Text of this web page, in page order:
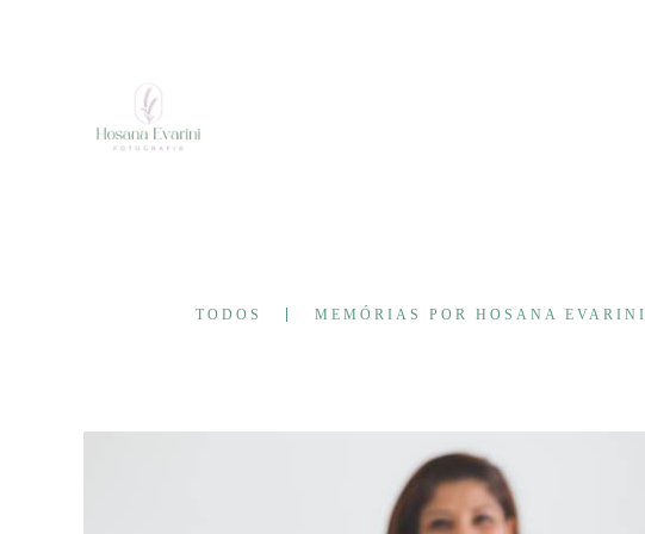
TODOS MEMÓRIAS POR HOSANA EVARINI